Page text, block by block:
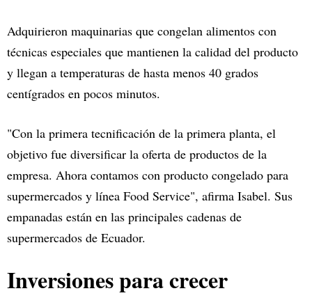
Adquirieron maquinarias que congelan alimentos con
técnicas especiales que mantienen la calidad del producto
y llegan a temperaturas de hasta menos 40 grados
centígrados en pocos minutos.
"Con la primera tecnificación de la primera planta, el
objetivo fue diversificar la oferta de productos de la
empresa. Ahora contamos con producto congelado para
supermercados y línea Food Service", afirma Isabel. Sus
empanadas están en las principales cadenas de
supermercados de Ecuador.
Inversiones para crecer